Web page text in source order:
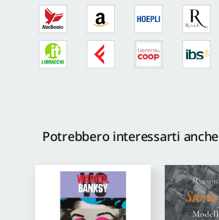
Potrebbero interessarti anche